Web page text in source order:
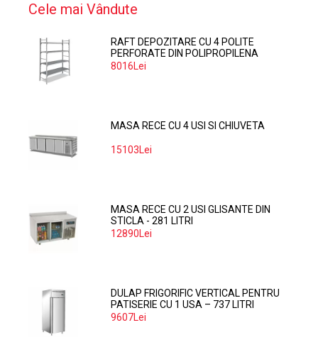
Cele mai Vândute
RAFT DEPOZITARE CU 4 POLITE
PERFORATE DIN POLIPROPILENA
374*60 CM
8016Lei
MASA RECE CU 4 USI SI CHIUVETA
15103Lei
MASA RECE CU 2 USI GLISANTE DIN
STICLA - 281 LITRI
12890Lei
DULAP FRIGORIFIC VERTICAL PENTRU
PATISERIE CU 1 USA – 737 LITRI
9607Lei